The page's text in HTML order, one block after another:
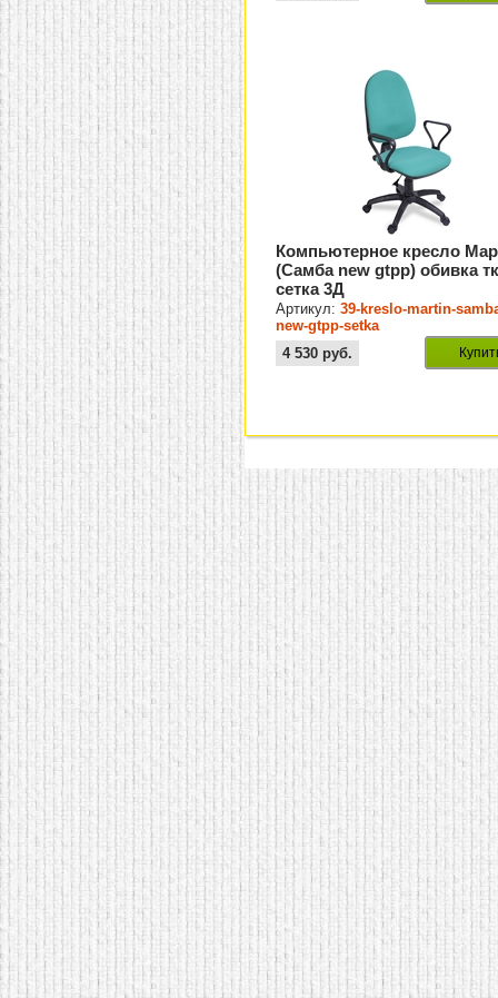
Компьютерное кресло
(Самба new gtpp) обивка
сетка 3Д
Артикул:39-kreslo-martin-
new-gtpp-setka
4 530 руб.